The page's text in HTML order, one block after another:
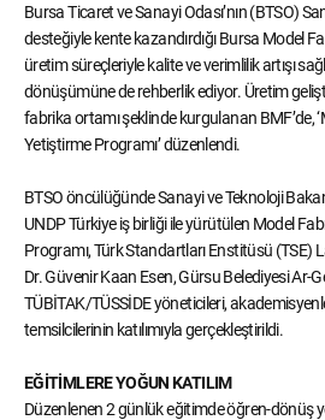
Bursa Ticaret ve Sanayi Odası’nın (BTSO)
desteğiyle kente kazandırdığı Bursa Model
üretim süreçleriyle kalite ve verimlilik artışı
dönüşümüne de rehberlik ediyor. Üretim
fabrika ortamı şeklinde kurgulanan BMF’de,
Yetiştirme Programı’ düzenlendi.
BTSO öncülüğünde Sanayi ve Teknoloji
UNDP Türkiye iş birliği ile yürütülen Model
Programı, Türk Standartları Enstitüsü (TSE)
Dr. Güvenir Kaan Esen, Gürsu Belediyesi Ar-
TÜBİTAK/TÜSSİDE yöneticileri,
temsilcilerinin katılımıyla gerçekleştirildi.
EĞİTİMLERE YOĞUN KATILIM
Düzenlenen 2 günlük eğitimde öğren-dönüş